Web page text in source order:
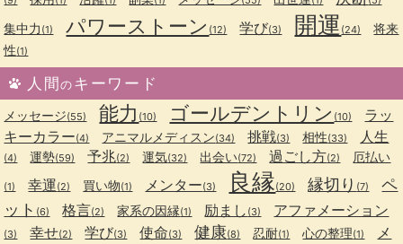
集中力 (1) パワーストーン (12) 学び(3) 開運 (24)
将来
性(1)
人間のキーワード
メッセージ(55) 能力 (10) ゴールデントリン (10)
ラッ
キーカラー(4) アニマルメディスン(34) 挑戦(3) 相性(33) 人生
(4) 運勢(59) 予兆(2) 運気(32) 出会い(72) 過ごし方(2) 厄払い
(1) 幸運(2) 買い物(1) メンター(3) 良縁(20) 縁切り (7)
ペ
ット (6) 格言(2) 家系の因縁(1) 励まし (3) アファメーション
(3) 幸せ(2) 学び(3) 使命(3) 健康(8) 忍耐(1) 心の整理(1)
メ